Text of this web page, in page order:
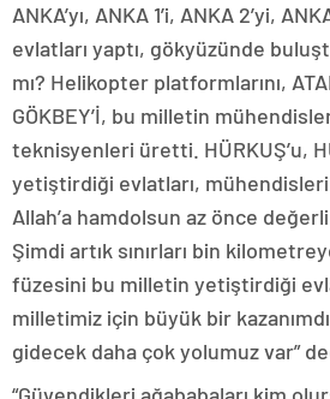
ANKA’yı, ANKA 1’i, ANKA 2’yi,
evlatları yaptı, gökyüzünde
mı? Helikopter platformlarını,
GÖKBEY’İ, bu milletin
teknisyenleri üretti. HÜRKUŞ’u,
yetiştirdiği evlatları,
Allah’a hamdolsun az önce
Şimdi artık sınırları bin
füzesini bu milletin yetiştirdiği
milletimiz için büyük bir
gidecek daha çok yolumuz var”